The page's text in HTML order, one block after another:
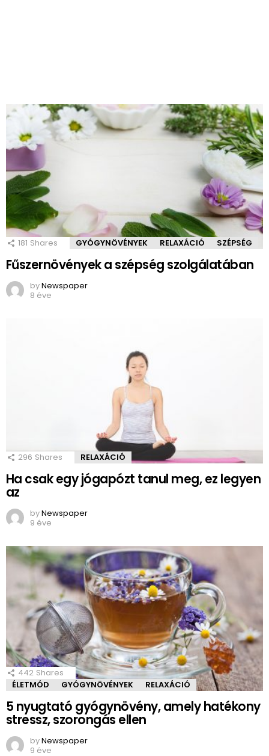
181 Shares GYÓGYNÖVÉNYEK RELAXÁCIÓ SZÉPSÉG
Fűszernövények a szépség szolgálatában
byNewspaper
8 éve
296 Shares RELAXÁCIÓ
Ha csak egy jógapózt tanul meg, ez legyen
az
byNewspaper
9 éve
442 Shares
ÉLETMÓD
GYÓGYNÖVÉNYEK RELAXÁCIÓ
5 nyugtató gyógynövény, amely hatékony
stressz, szorongás ellen
byNewspaper
9 éve